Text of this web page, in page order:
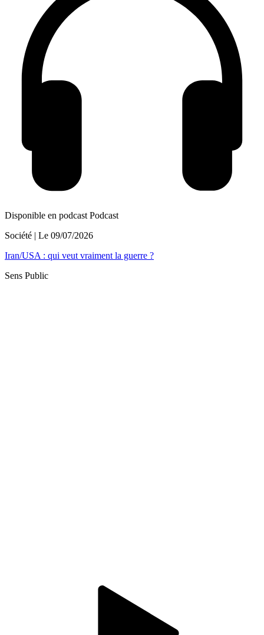
Disponible en podcast Podcast
Société | Le 09/07/2026
Iran/USA : qui veut vraiment la guerre ?
Sens Public